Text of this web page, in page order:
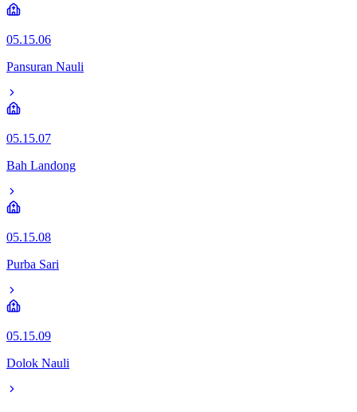
05.15.06
Pansuran Nauli
05.15.07
Bah Landong
05.15.08
Purba Sari
05.15.09
Dolok Nauli